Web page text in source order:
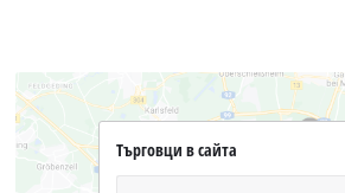
Търговци в сайта